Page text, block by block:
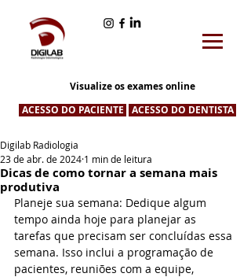
Visualize os exames online
ACESSO DO PACIENTE
ACESSO DO DENTISTA
Dicas de como tornar a semana mais
produtiva
Digilab Radiologia
23 de abr. de 2024 1 min de leitura
Planeje sua semana: Dedique algum
tempo ainda hoje para planejar as
tarefas que precisam ser concluídas essa
semana. Isso inclui a programação de
pacientes, reuniões com a equipe,